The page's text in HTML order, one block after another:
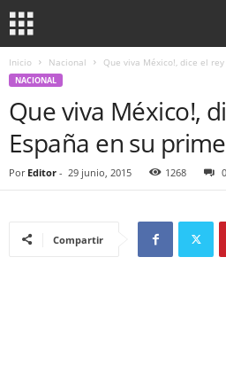
Inicio Nacional Que viva México!, dice el
NACIONAL
Que viva México!,
España en su
Por Editor - 29 junio, 2015 1268 0
Compartir